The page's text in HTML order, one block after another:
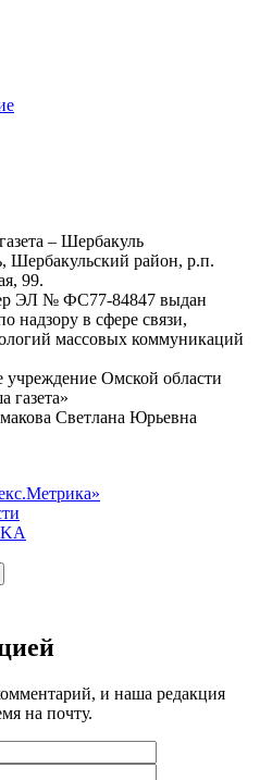
– Шербакуль
Шербакульский район, р.п.
99.
ЭЛ № ФС77-84847 выдан
надзору в сфере связи,
массовых коммуникаций
учреждение Омской области
газета»
Светлана Юрьевна
и наша редакция
на почту.